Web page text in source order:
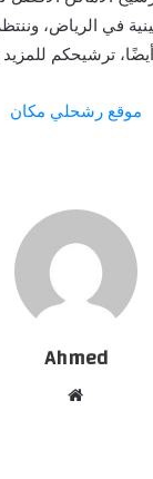
في الرياض،
ترشيحكم
موقع رشحلي مكان
Ahmed